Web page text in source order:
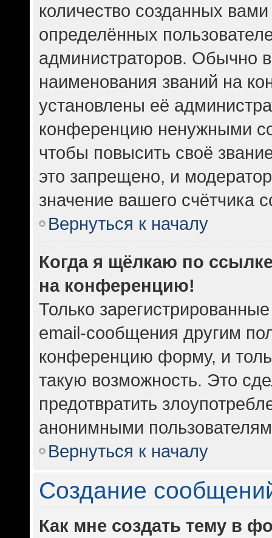
количество созданных
определённых
администраторов. Обычно
наименования званий на
установлены её
конференцию ненужными
чтобы повысить своё
это запрещено, и
значение вашего счётчика
Вернуться к началу
Когда я щёлкаю по
на конференцию!
Только
email-сообщения другим
конференцию форму, и
такую возможность. Это
предотвратить
анонимными
Вернуться к началу
Создание
Как мне создать тему в